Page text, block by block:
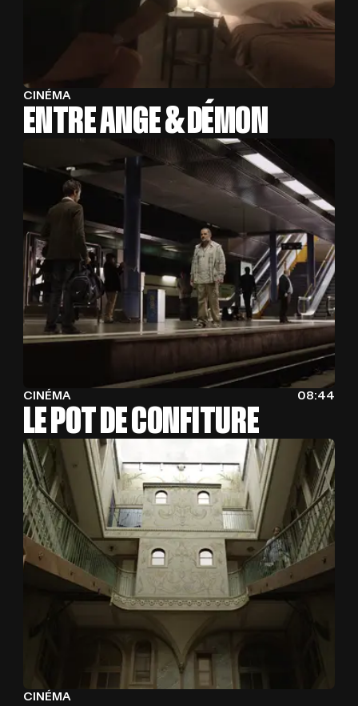
ACCUEILACCUEIL
P ROJETS
CINEMACINEMA
APROPOSA
CLIENTSCLIENTS
BLOGBLOG
CONTACT
CINÉMA
ENTRE ANGE & DÉMON
CINÉMA 08:44
LE POT DE CONFITURE
CINÉMA